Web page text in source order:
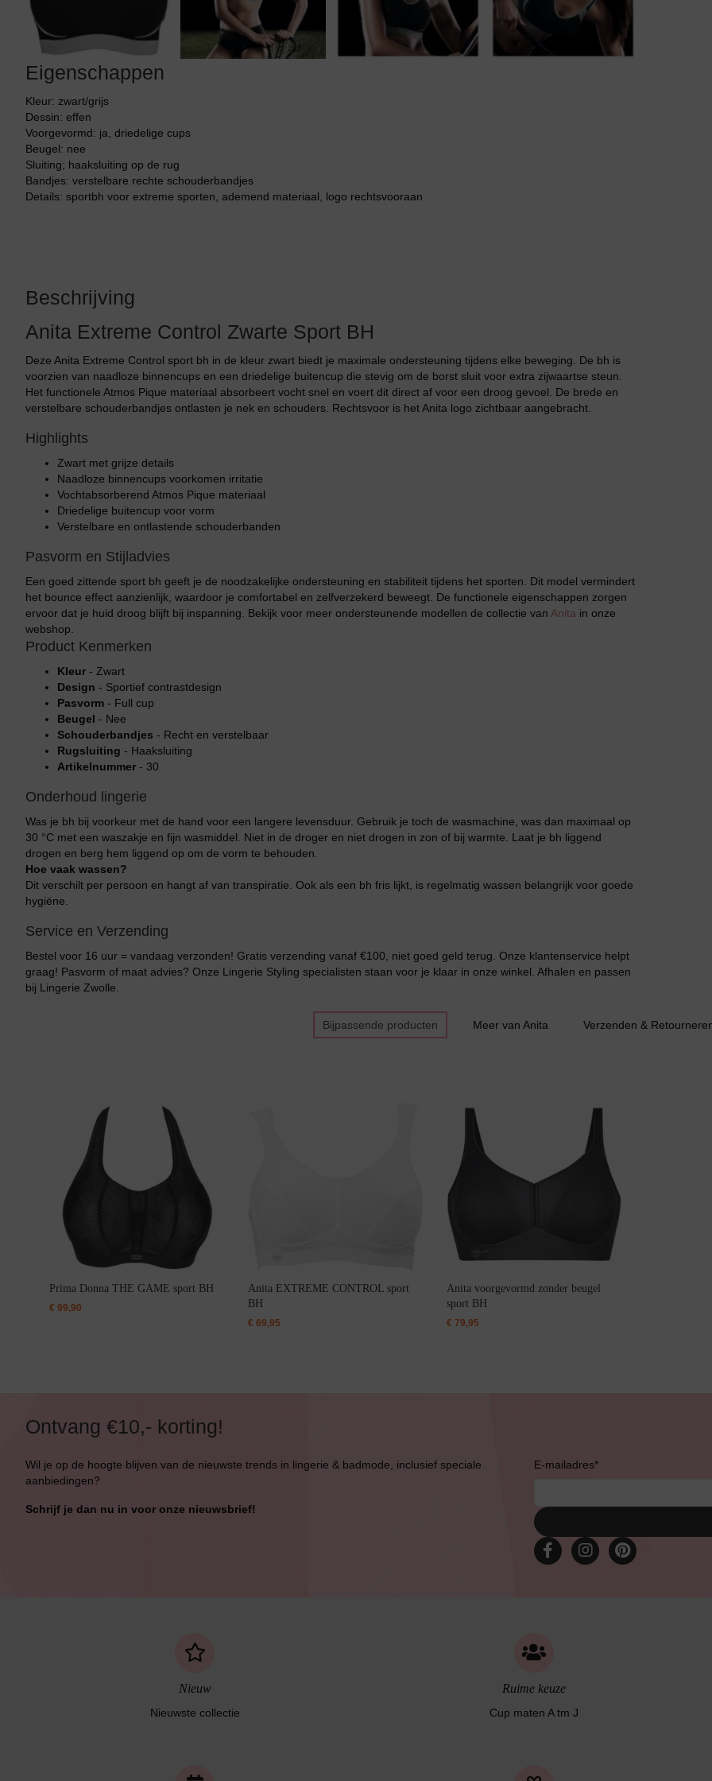
Eigenschappen
Kleur: zwart/grijs
Dessin: effen
Voorgevormd: ja, driedelige cups
Beugel: nee
Sluiting; haaksluiting op de rug
Bandjes: verstelbare rechte schouderbandjes
Details: sportbh voor extreme sporten, ademend materiaal, logo rechtsvooraan
Beschrijving
Anita Extreme Control Zwarte Sport BH
Deze Anita Extreme Control sport bh in de kleur zwart biedt je maximale ondersteuning tijdens elke beweging. De bh is
voorzien van naadloze binnencups en een driedelige buitencup die stevig om de borst sluit voor extra zijwaartse steun.
Het functionele Atmos Pique materiaal absorbeert vocht snel en voert dit direct af voor een droog gevoel. De brede en
verstelbare schouderbandjes ontlasten je nek en schouders. Rechtsvoor is het Anita logo zichtbaar aangebracht.
Highlights
Zwart met grijze details
Naadloze binnencups voorkomen irritatie
Vochtabsorberend Atmos Pique materiaal
Driedelige buitencup voor vorm
Verstelbare en ontlastende schouderbanden
Pasvorm en Stijladvies
Een goed zittende sport bh geeft je de noodzakelijke ondersteuning en stabiliteit tijdens het sporten. Dit model vermindert
het bounce effect aanzienlijk, waardoor je comfortabel en zelfverzekerd beweegt. De functionele eigenschappen zorgen
ervoor dat je huid droog blijft bij inspanning. Bekijk voor meer ondersteunende modellen de collectie van Anita in onze
webshop.
Product Kenmerken
Kleur - Zwart
Design - Sportief contrastdesign
Pasvorm - Full cup
Beugel - Nee
Schouderbandjes - Recht en verstelbaar
Rugsluiting - Haaksluiting
Artikelnummer - 30
Onderhoud lingerie
Was je bh bij voorkeur met de hand voor een langere levensduur. Gebruik je toch de wasmachine, was dan maximaal op
30 °C met een waszakje en fijn wasmiddel. Niet in de droger en niet drogen in zon of bij warmte. Laat je bh liggend
drogen en berg hem liggend op om de vorm te behouden.
Hoe vaak wassen?
Dit verschilt per persoon en hangt af van transpiratie. Ook als een bh fris lijkt, is regelmatig wassen belangrijk voor goede
hygiëne.
Service en Verzending
Bestel voor 16 uur = vandaag verzonden! Gratis verzending vanaf €100, niet goed geld terug. Onze klantenservice helpt
graag! Pasvorm of maat advies? Onze Lingerie Styling specialisten staan voor je klaar in onze winkel. Afhalen en passen
bij Lingerie Zwolle.
Bijpassende producten Meer van Anita Verzenden &
Prima Donna THE GAME sport BH
€ 99,90
Anita EXTREME CONTROL sport
BH
€ 69,95
Anita voorgevormd zonder beugel
sport BH
€ 79,95
Ontvang €10,- korting!
Wil je op de hoogte blijven van de nieuwste trends in lingerie & badmode, inclusief speciale
aanbiedingen?
Schrijf je dan nu in voor onze nieuwsbrief!
E-mailadres*
Nieuw
Nieuwste collectie
Ruime keuze
Cup maten A tm J
Jarratel
Bikini Met Beugel
Tankini top
Slipdress